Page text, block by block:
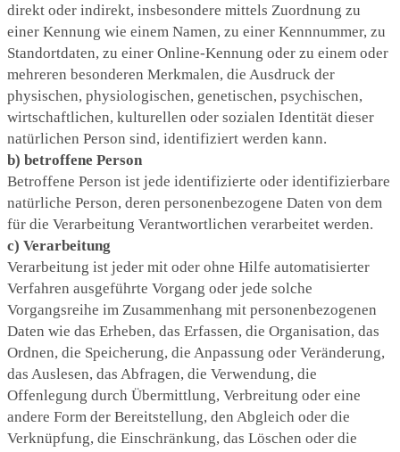
direkt oder indirekt, insbesondere mittels Zuordnung zu
einer Kennung wie einem Namen, zu einer Kennnummer, zu
Standortdaten, zu einer Online-Kennung oder zu einem oder
mehreren besonderen Merkmalen, die Ausdruck der
physischen, physiologischen, genetischen, psychischen,
wirtschaftlichen, kulturellen oder sozialen Identität dieser
natürlichen Person sind, identifiziert werden kann.
b) betroffene Person
Betroffene Person ist jede identifizierte oder identifizierbare
natürliche Person, deren personenbezogene Daten von dem
für die Verarbeitung Verantwortlichen verarbeitet werden.
c) Verarbeitung
Verarbeitung ist jeder mit oder ohne Hilfe automatisierter
Verfahren ausgeführte Vorgang oder jede solche
Vorgangsreihe im Zusammenhang mit personenbezogenen
Daten wie das Erheben, das Erfassen, die Organisation, das
Ordnen, die Speicherung, die Anpassung oder Veränderung,
das Auslesen, das Abfragen, die Verwendung, die
Offenlegung durch Übermittlung, Verbreitung oder eine
andere Form der Bereitstellung, den Abgleich oder die
Verknüpfung, die Einschränkung, das Löschen oder die